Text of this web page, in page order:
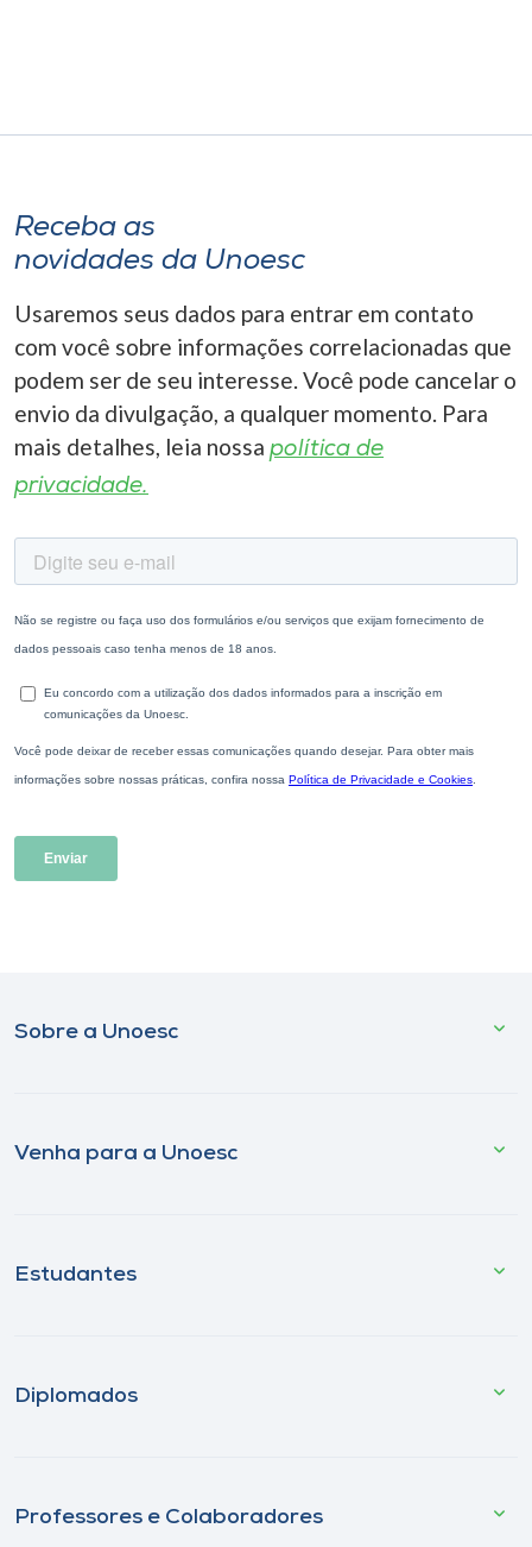
Receba as
novidades da Unoesc
Usaremos seus dados para entrar em contato
com você sobre informações correlacionadas que
podem ser de seu interesse. Você pode cancelar o
envio da divulgação, a qualquer momento. Para
mais detalhes, leia nossa política de
privacidade.
Sobre a Unoesc
Venha para a Unoesc
Estudantes
Diplomados
Professores e Colaboradores